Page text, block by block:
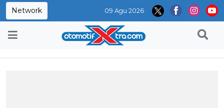
Network 09 Agu 2026